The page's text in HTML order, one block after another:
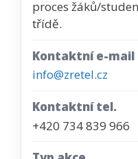
proces žáků/
třídě.
Kontaktní e-mail
info@zretel.cz
Kontaktní tel.
+420 734 839 966